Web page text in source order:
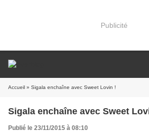
Publicité
Accueil » Sigala enchaîne avec Sweet Lovin !
Sigala enchaîne avec Sweet
Publié le 23/11/2015 à 08:10